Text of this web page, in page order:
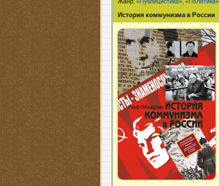
Жанр:«Публицистика»,«Политика»
История коммунизма в России